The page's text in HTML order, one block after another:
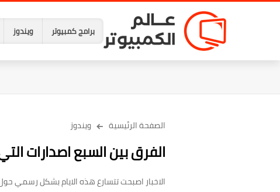
برامج كمبيوتر ويندوز
الصفحة الرئيسية ويندوز
الفرق بين السبع اصدارات
الاخبار اصبحت تتسارع هذه الايام بشكل رسمي حول ويندوز 10 ، فمع الاعلان رسميا عن اطلاق النسخة النهائية من ويندوز 10 في 29